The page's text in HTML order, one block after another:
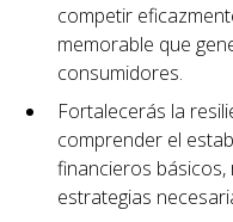
competir
memorable que
consumidores.
Fortalecerás la
comprender el
financieros básicos,
estrategias